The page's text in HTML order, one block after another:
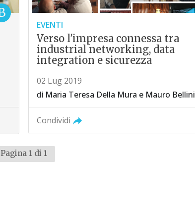
EVENTI
Verso l'impresa connessa tra
industrial networking, data
integration e sicurezza
02 Lug 2019
di Maria Teresa Della Mura e Mauro Bellini
Condividi
Pagina 1 di 1